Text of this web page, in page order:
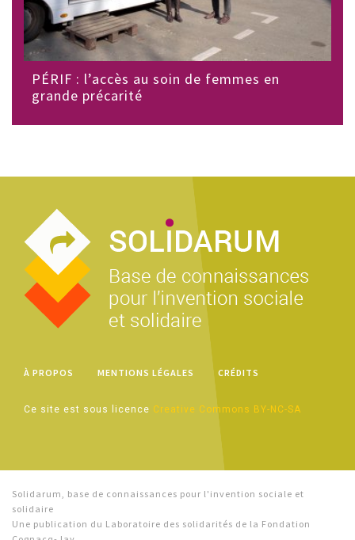
PÉRIF : l’accès au soin de femmes en
grande précarité
À PROPOS MENTIONS LÉGALES CRÉDITS
Ce site est sous licence Creative Commons BY-NC-SA
Solidarum, base de connaissances pour l'invention sociale et
solidaire
Une publication du Laboratoire des solidarités de la Fondation